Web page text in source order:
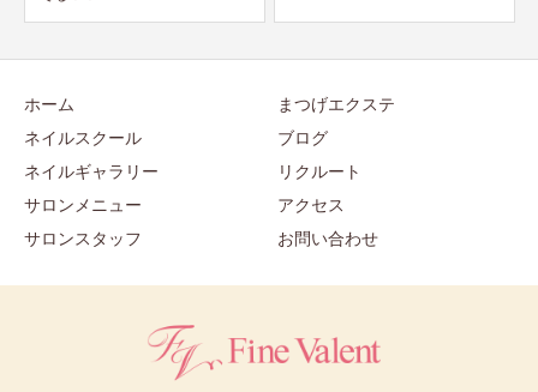
ホーム
ネイルスクール
ネイルギャラリー
サロンメニュー
サロンスタッフ
まつげエクステ
ブログ
リクルート
アクセス
お問い合わせ